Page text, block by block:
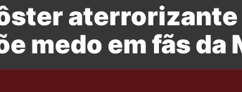
aterrorizante
medo em fãs da